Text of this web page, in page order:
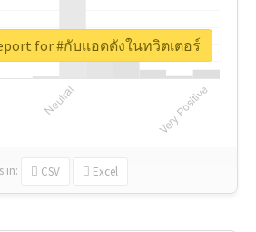
in: CSV Excel
for #กับเเอดดังในทวิตเตอร์